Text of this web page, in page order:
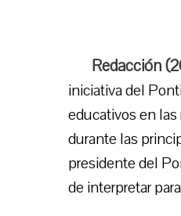
Redacción (
iniciativa del
educativos en
durante las
presidente del
de interpretar